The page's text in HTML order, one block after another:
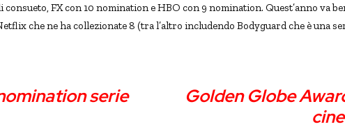
FX con 10 nomination e HBO con 9 nomination. Quest’anno va
che ne ha collezionate 8 (tra l’altro includendo Bodyguard che è una
serie
Golden Globe